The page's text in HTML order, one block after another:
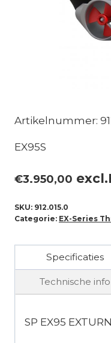
Artikelnummer:
EX95S
€3.950,00
SKU: 912.015.0
Categorie: EX-Series
Specificaties
Technische info
SP EX95